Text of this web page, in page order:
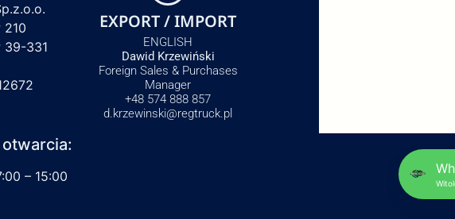
210
39-331
EXPORT / IMPORT
ENGLISH
Dawid Krzewiński
Foreign Sales & Purchases
Manager
+48 574 888 857
d.krzewinski@regtruck.pl
– 15:00